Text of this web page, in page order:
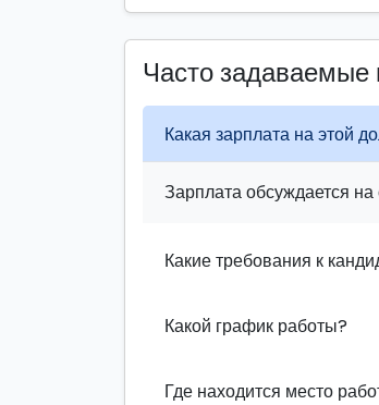
Часто задаваемые
Какая зарплата на этой
Зарплата обсуждается
Какие требования к
Какой график работы?
Где находится место